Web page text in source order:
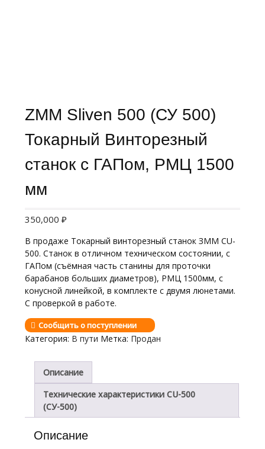
ZMM Sliven 500 (СУ 500)
Токарный Винторезный
станок с ГАПом, РМЦ 1500
мм
350,000 ₽
В продаже Токарный винторезный станок ЗММ CU-
500. Станок в отличном техническом состоянии, с
ГАПом (съёмная часть станины для проточки
барабанов больших диаметров), РМЦ 1500мм, с
конусной линейкой, в комплекте с двумя люнетами.
С проверкой в работе.
Сообщить о поступлении
Категория: В пути Метка: Продан
Описание
Технические характеристики CU-500
(СУ-500)
Описание